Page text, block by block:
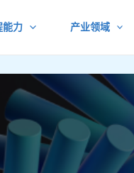
能力 产业领域